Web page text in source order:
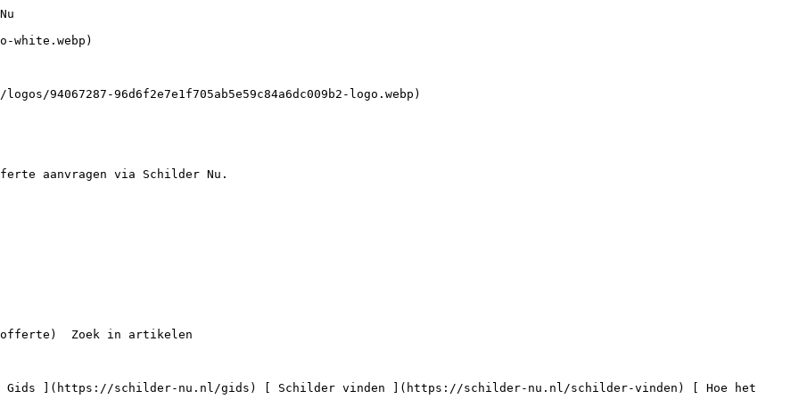
[

 Schilders in Delfzijl

 1 schilder

    ](https://schilder-nu.nl/delfzijl) [

 Schilders in Stadskanaal

 6 schilders

    ](https://schilder-nu.nl/stadskanaal) [

 Schilders in Leek

 7 schilders

    ](https://schilder-nu.nl/leek)

Vind een professionele schilder bij je in de buurt

 [